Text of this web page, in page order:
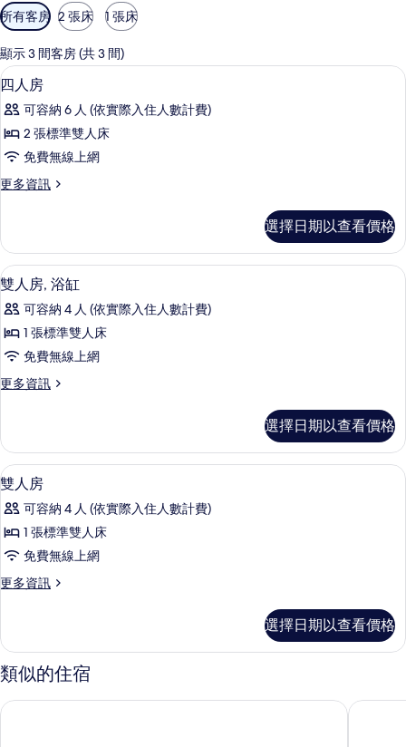
可
用
的
客
房
篩
選
條
所有客房 2 張床 1 張床
顯示 3 間客房 (共 3 間)
顯
示
四
人
的
有
相
片
四人房 | 書桌、遮光布/窗簾、折疊床/
3
四人房
可容納 6 人 (依實際入住人數計費)
2 張標準雙人床
免費無線上網
更多資訊
更
房
的
詳
選擇日期以查看價格
顯
示
雙
人
浴
的
所
有
相
片
雙人房, 浴缸 | 書桌、遮光布/窗簾、
5
雙人房, 浴缸
可容納 4 人 (依實際入住人數計費)
1 張標準雙人床
免費無線上網
更多資訊
更
房,
浴
缸
詳
情
選擇日期以查看價格
顯
示
雙
人
的
有
相
片
雙人房 | 書桌、遮光布/窗簾、折疊床/
1
雙人房
可容納 4 人 (依實際入住人數計費)
1 張標準雙人床
免費無線上網
更多資訊
更
房
的
詳
選擇日期以查看價格
類似的住宿
府中棧精品商旅 悅客商